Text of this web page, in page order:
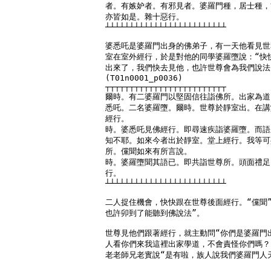
者。有嫉妒者。有邪見者。婆羅門種，居士種
亦皆如是。雜十惡行。
┴┴┴┴┴┴┴┴┴┴┴┴┴┴┴┴┴┴┴┴┴┴┴┴┴
婆悉吒是婆羅門出身的佛弟子，有一天他看見
室在室外經行，於是對他的同學婆羅墮說：“快
出來了，我們快去見他，也許世尊會為我們說
(T01n0001_p0036)
┬┬┬┬┬┬┬┬┬┬┬┬┬┬┬┬┬┬┬┬┬┬┬┬┬
爾時。有二婆羅門以堅固信往詣佛所。出家為
悉吒。二名婆羅墮。爾時。世尊於靜室出。在
經行。
時。婆悉吒見佛經行。即尋速疾詣婆羅墮。而
知不耶。如來今者出於靜室。堂上經行。我等
所。儻聞如來有所言說。
時。婆羅墮聞其語已。即共詣世尊所。頭面禮
行。
┴┴┴┴┴┴┴┴┴┴┴┴┴┴┴┴┴┴┴┴┴┴┴┴┴
二人捉住機會，快快跟在世尊後面經行。“儻聞
也許卯到了能聽到佛說法”。
世尊見他們跟著經行，就主動問“你們是婆羅門
人看你們來我這裡出家學道，不會責怪你們嗎
老老師兄老實說“是有啦，族人說我們婆羅門人